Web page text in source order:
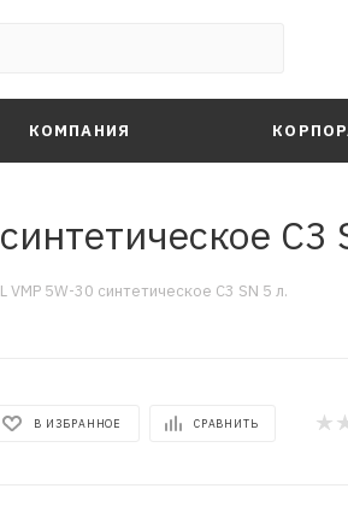
КОМПАНИЯ
C3
VMP 5W-30 синтетическое C3 SN 5 л.
В ИЗБРАННОЕ СРАВНИТЬ